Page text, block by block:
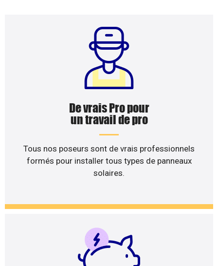
De vrais Pro pour
un travail de pro
Tous nos poseurs sont de vrais professionnels
formés pour installer tous types de panneaux
solaires.